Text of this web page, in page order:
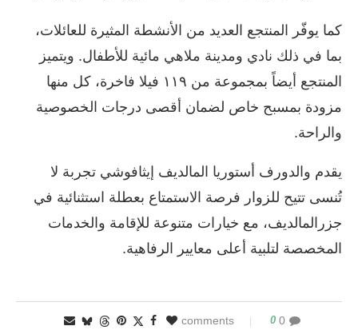
كما يوفّر المنتجع العديد من الأنشطة المثيرة للعائلات،
بما في ذلك نادي ومدينة ملاهي مائية للأطفال. ويتميز
المنتجع أيضاً بمجموعة من ١١٩ فيلا فاخرة، كل منها
مزودة بمسبح خاص لضمان أقصى درجات الخصوصية
والراحة.
يقدم والدورف أستوريا المالديف إيثافوشي تجربة لا
تُنسى تتيح للزوار فرصة الاستمتاع بعطلة استثنائية في
جزرالمالديف، مع خيارات متنوعة للإقامة والخدمات
المخصصة لتلبية أعلى معايير الرفاهية.
0 comments
0